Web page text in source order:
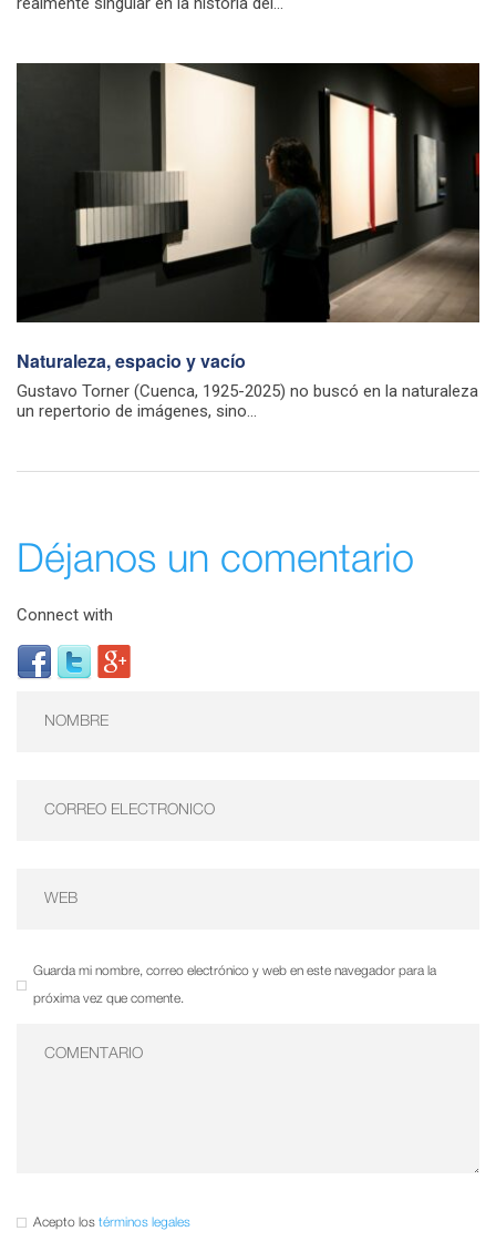
Naturaleza, espacio y vacío
Gustavo Torner (Cuenca, 1925-2025) no buscó en la naturaleza
un repertorio de imágenes, sino...
Déjanos un comentario
Connect with
Guarda mi nombre, correo electrónico y web en este navegador para la
próxima vez que comente.
Acepto los términos legales